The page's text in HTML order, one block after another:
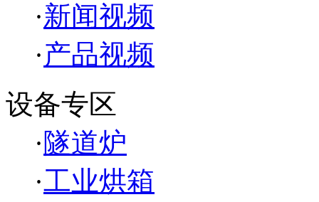
·新闻视频
·产品视频
设备专区
·隧道炉
·工业烘箱